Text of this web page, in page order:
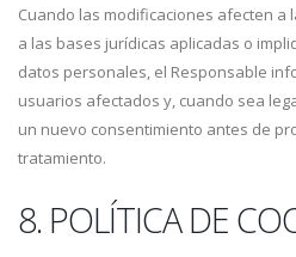
Cuando las modificaciones afecten
a las bases jurídicas aplicadas o
datos personales, el Responsable
usuarios afectados y, cuando sea
un nuevo consentimiento antes de
tratamiento.
8. POLÍTICA DE